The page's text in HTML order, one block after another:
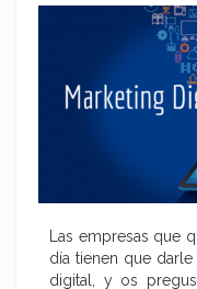
Las empresas que
día tienen que
digital, y os